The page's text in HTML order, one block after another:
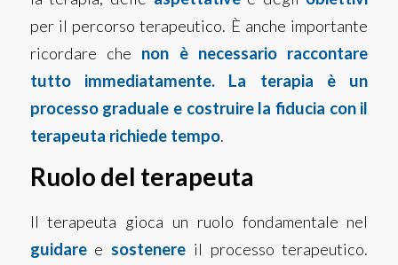
per il percorso terapeutico. È anche importante
ricordare che non è necessario raccontare
tutto immediatamente. La terapia è un
processo graduale e costruire la fiducia con il
terapeuta richiede tempo.
Ruolo del terapeuta
Il terapeuta gioca un ruolo fondamentale nel
guidaree sostenere il processo terapeutico.